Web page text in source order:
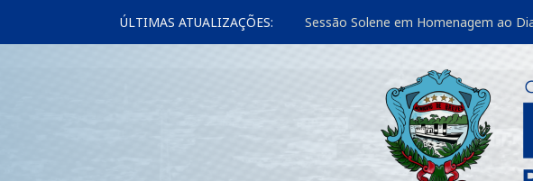
ÚLTIMAS ATUALIZAÇÕES: Sessão Solene em Homenagem ao